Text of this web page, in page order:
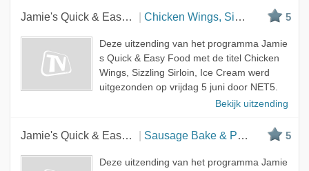
Jamie's Quick & Easy Food Chicken Wings, Sizzling Sirloin, Ice Cream 5
Deze uitzending van het programma Jamie
s Quick & Easy Food met de titel Chicken
Wings, Sizzling Sirloin, Ice Cream werd
uitgezonden op vrijdag 5 juni door NET5.
Bekijk uitzending
Jamie's Quick & Easy Food Sausage Bake & Pastry Pesto Chicken 5
Deze uitzending van het programma Jamie